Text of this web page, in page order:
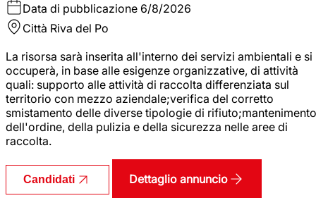
Data di pubblicazione 6/8/2026
Città Riva del Po
La risorsa sarà inserita all'interno dei servizi ambientali e si
occuperà, in base alle esigenze organizzative, di attività
quali: supporto alle attività di raccolta differenziata sul
territorio con mezzo aziendale;verifica del corretto
smistamento delle diverse tipologie di rifiuto;mantenimento
dell'ordine, della pulizia e della sicurezza nelle aree di
raccolta.
Candidati Dettaglio annuncio